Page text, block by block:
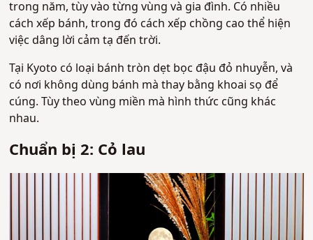
trong năm, tùy vào từng vùng và gia đình. Có nhiều
cách xếp bánh, trong đó cách xếp chồng cao thể hiện
việc dâng lời cảm tạ đến trời.
Tại Kyoto có loại bánh tròn dẹt bọc đậu đỏ nhuyễn, và
có nơi không dùng bánh mà thay bằng khoai sọ để
cúng. Tùy theo vùng miền mà hình thức cũng khác
nhau.
Chuẩn bị 2: Cỏ lau